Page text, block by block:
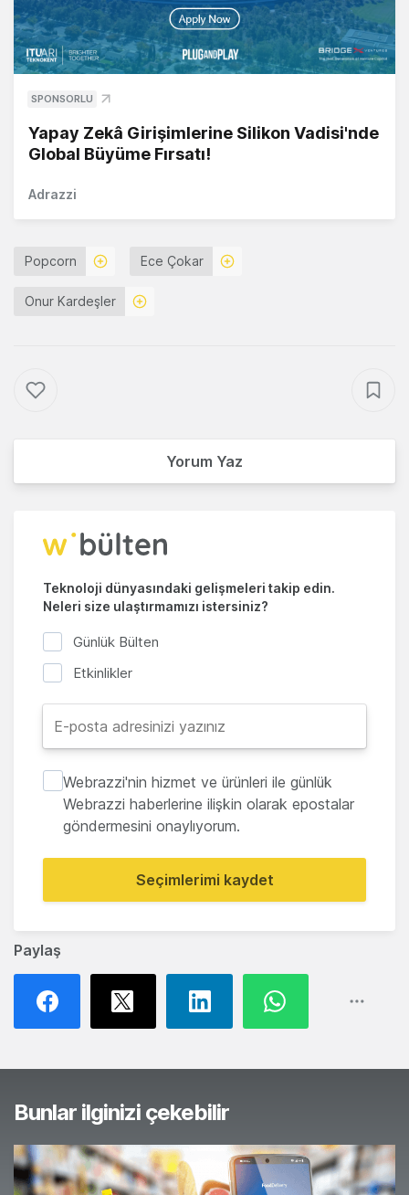
Paylaş
SPONSORLU
Yapay Zekâ Girişimlerine Silikon Vadisi'nde
Global Büyüme Fırsatı!
Adrazzi
Popcorn Ece Çokar
Onur Kardeşler
Yorum Yaz
Teknoloji dünyasındaki gelişmeleri takip edin.
Neleri size ulaştırmamızı istersiniz?
Günlük Bülten
Etkinlikler
Webrazzi'nin hizmet ve ürünleri ile günlük
Webrazzi haberlerine ilişkin olarak epostalar
göndermesini onaylıyorum.
Seçimlerimi kaydet
Bunlar ilginizi çekebilir